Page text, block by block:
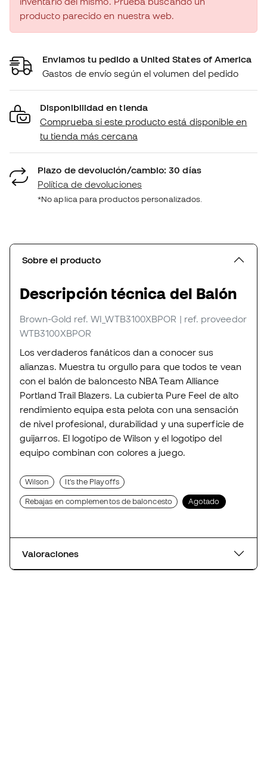
producto parecido en nuestra web.
Enviamos tu pedido a United States of America
Gastos de envío según el volumen del pedido
Disponibilidad en tienda
Comprueba si este producto está disponible en
tu tienda más cercana
Plazo de devolución/cambio: 30 días
Política de devoluciones
*No aplica para productos personalizados.
Sobre el producto
Descripción técnica del Balón
Brown-Gold ref. WI_WTB3100XBPOR | ref. proveedor
WTB3100XBPOR
Los verdaderos fanáticos dan a conocer sus
alianzas. Muestra tu orgullo para que todos te vean
con el balón de baloncesto NBA Team Alliance
Portland Trail Blazers. La cubierta Pure Feel de alto
rendimiento equipa esta pelota con una sensación
de nivel profesional, durabilidad y una superficie de
guijarros. El logotipo de Wilson y el logotipo del
equipo combinan con colores a juego.
Wilson It's the Playoffs
Rebajas en complementos de baloncesto Agotado
Valoraciones